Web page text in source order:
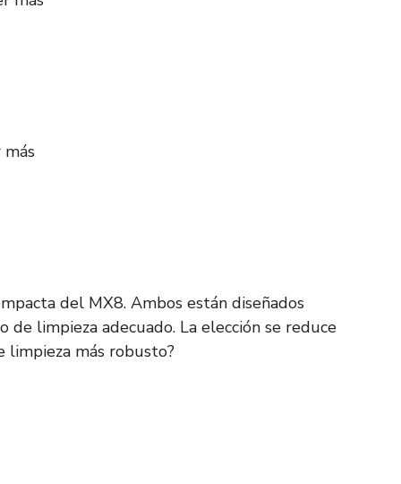
del MX8. Ambos están diseñados
de limpieza adecuado. La elección se reduce
limpieza más robusto?